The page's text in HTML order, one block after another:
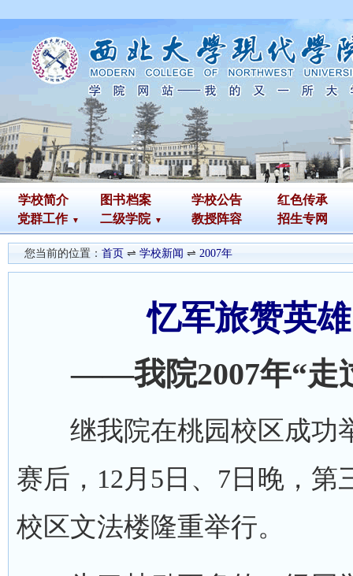
学校简介 图书档案 学校公告
红色传承
党群工作
二级学院 教授阵容 招生专网
您当前的位置： 首页 ⇌ 学校新闻 ⇌ 2007年
忆军旅赞英
——我院2007年“走
继我院在桃园校区成功
赛后，12月5日、7日晚，第
校区文法楼隆重举行。